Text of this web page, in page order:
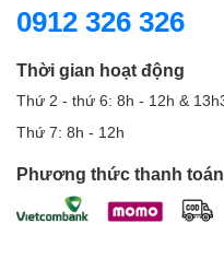
0912 326 326
Thời gian hoạt động
Thứ 2 - thứ 6: 8h - 12h &
Thứ 7: 8h - 12h
Phương thức thanh toán